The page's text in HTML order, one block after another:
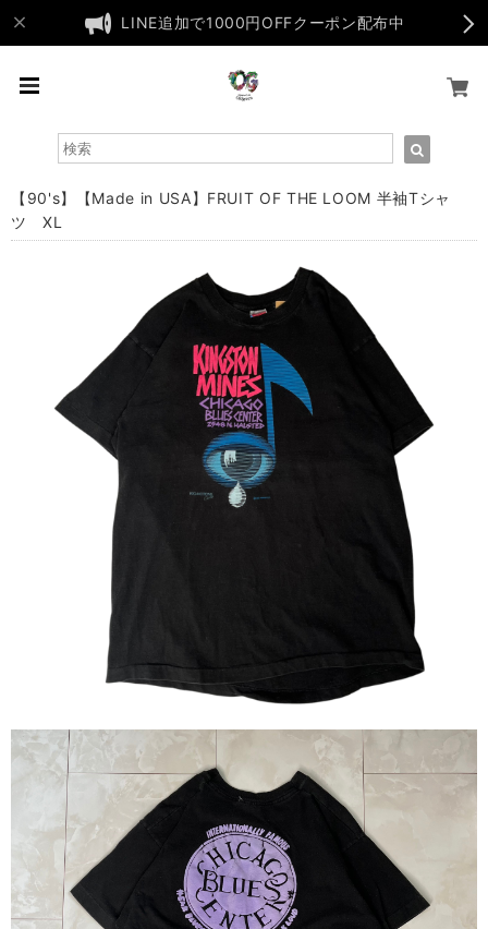
LINE追加で1000円OFFクーポン配布中
【90's】【Made in USA】FRUIT OF THE LOOM 半袖Tシャ
ツ XL